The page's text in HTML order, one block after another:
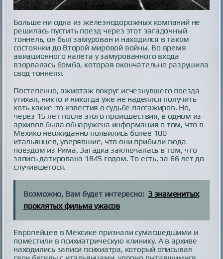
Больше ни одна из железнодорожных компаний не
решилась пустить поезд через этот загадочный
тоннель, он был замурован и находился в таком
состоянии до Второй мировой войны. Во время
авиационного налета у замурованного входа
взорвалась бомба, которая окончательно разрушила
свод тоннеля.
Постепенно, ажиотаж вокруг исчезнувшего поезда
утихал, никто и никогда уже не надеялся получить
хоть какие-то известия о судьбе пассажиров. Но,
через 15 лет после этого происшествия, в одном из
архивов была обнаружена информация о том, что в
Мехико неожиданно появились более 100
итальянцев, уверявшие, что они прибыли сюда
поездом из Рима. Загадка заключалась в том, что
запись датирована 1845 годом. То есть, за 66 лет до
случившегося.
Возможно, Вам будет интересно: 3 знаменитых
проклятых фильма ужасов
Европейцев в Мексике признали сумасшедшими и
поместили в психиатрическую клинику. А в архиве
находились записи психиатра, который описывал